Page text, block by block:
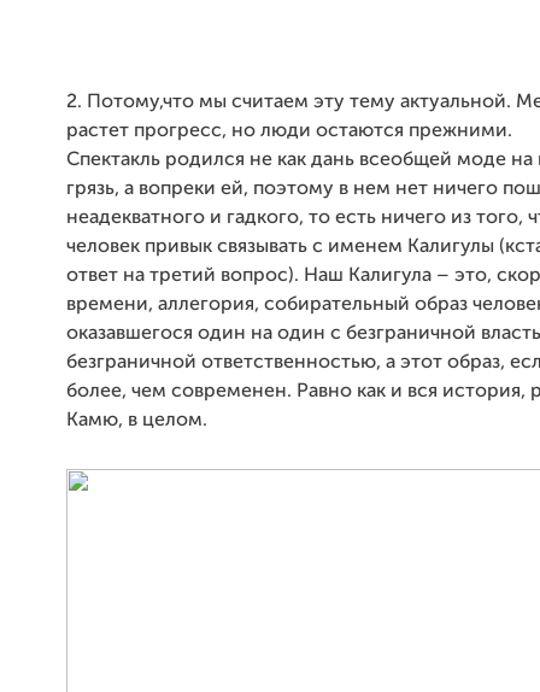
2. Потому,что мы считаем эту тему актуальной.
растет прогресс, но люди остаются прежними.
Спектакль родился не как дань всеобщей моде
грязь, а вопреки ей, поэтому в нем нет ничего
неадекватного и гадкого, то есть ничего из того,
человек привык связывать с именем Калигулы
ответ на третий вопрос). Наш Калигула – это,
времени, аллегория, собирательный образ
оказавшегося один на один с безграничной
безграничной ответственностью, а этот образ,
более, чем современен. Равно как и вся история,
Камю, в целом.